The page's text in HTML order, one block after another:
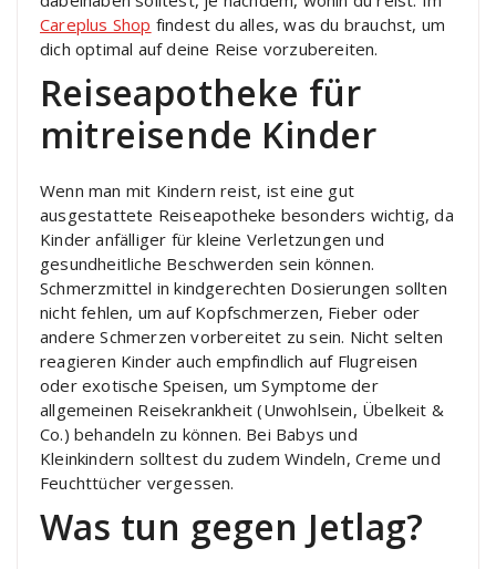
Careplus Shop findest du alles, was du brauchst, um
dich optimal auf deine Reise vorzubereiten.
Reiseapotheke für
mitreisende Kinder
Wenn man mit Kindern reist, ist eine gut
ausgestattete Reiseapotheke besonders wichtig, da
Kinder anfälliger für kleine Verletzungen und
gesundheitliche Beschwerden sein können.
Schmerzmittel in kindgerechten Dosierungen sollten
nicht fehlen, um auf Kopfschmerzen, Fieber oder
andere Schmerzen vorbereitet zu sein. Nicht selten
reagieren Kinder auch empfindlich auf Flugreisen
oder exotische Speisen, um Symptome der
allgemeinen Reisekrankheit (Unwohlsein, Übelkeit &
Co.) behandeln zu können. Bei Babys und
Kleinkindern solltest du zudem Windeln, Creme und
Feuchttücher vergessen.
Was tun gegen Jetlag?